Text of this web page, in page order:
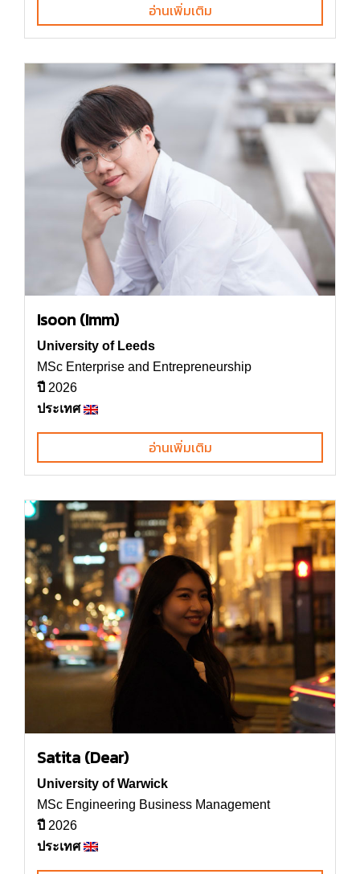
อ่านเพิ่มเติม
Isoon (Imm)
University of Leeds
MSc Enterprise and Entrepreneurship
ปี 2026
ประเทศ
อ่านเพิ่มเติม
Satita (Dear)
University of Warwick
MSc Engineering Business Management
ปี 2026
ประเทศ